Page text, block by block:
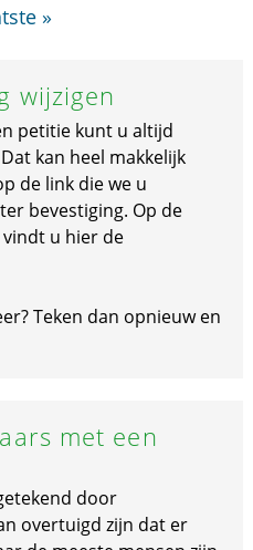
»
wijzigen
petitie kunt u altijd
kan heel makkelijk
de link die we u
bevestiging. Op de
u hier de
Teken dan opnieuw en
met een
door
overtuigd zijn dat er